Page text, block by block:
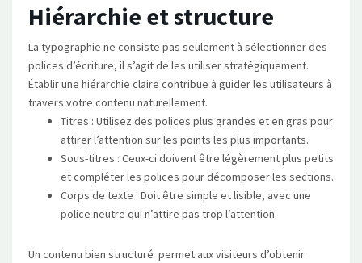
Hiérarchie et structure
La typographie ne consiste pas seulement à sélectionner des
polices d’écriture, il s’agit de les utiliser stratégiquement.
Établir une hiérarchie claire contribue à guider les utilisateurs à
travers votre contenu naturellement.
Titres : Utilisez des polices plus grandes et en gras pour
attirer l’attention sur les points les plus importants.
Sous-titres : Ceux-ci doivent être légèrement plus petits
et compléter les polices pour décomposer les sections.
Corps de texte : Doit être simple et lisible, avec une
police neutre qui n’attire pas trop l’attention.
Un contenu bien structuré permet aux visiteurs d’obtenir